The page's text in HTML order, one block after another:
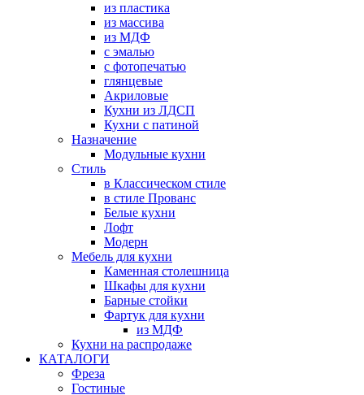
из пластика
из массива
из МДФ
с эмалью
с фотопечатью
глянцевые
Акриловые
Кухни из ЛДСП
Кухни с патиной
Назначение
Модульные кухни
Стиль
в Классическом стиле
в стиле Прованс
Белые кухни
Лофт
Модерн
Мебель для кухни
Каменная столешница
Шкафы для кухни
Барные стойки
Фартук для кухни
из МДФ
Кухни на распродаже
КАТАЛОГИ
Фреза
Гостиные